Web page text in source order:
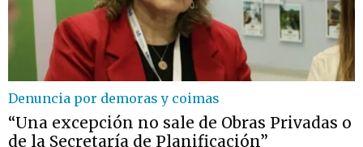
Denuncia por demoras y coimas
“Una excepción no sale de Obras Privadas o
de la Secretaría de Planificación”